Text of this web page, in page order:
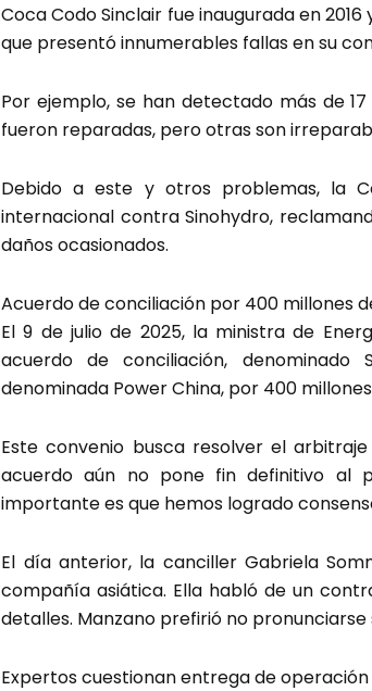
Coca Codo Sinclair fue inaugurada en
que presentó innumerables fallas en su
Por ejemplo, se han detectado más de
fueron reparadas, pero otras son
Debido a este y otros problemas, la
internacional contra Sinohydro,
daños ocasionados.
Acuerdo de conciliación por 400 millones
El 9 de julio de 2025, la ministra de
acuerdo de conciliación,
denominada Power China, por 400
Este convenio busca resolver el
acuerdo aún no pone fin definitivo al
importante es que hemos logrado
El día anterior, la canciller Gabriela
compañía asiática. Ella habló de un
detalles. Manzano prefirió no pronunciarse
Expertos cuestionan entrega de operación